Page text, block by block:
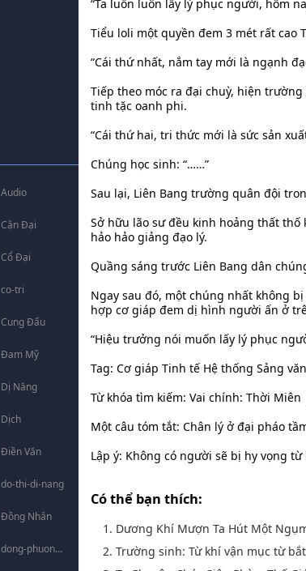
Audio
Cận Đại
Cổ Đại
co-tri
Cung Đấu
Đam Mỹ
Dị Năng
Dịch
Điền Văn
do-thi-di-nang
Đồng Nhân
dong-phuong-
“Ta luôn luôn lấy lý phục người, hôm
Tiểu loli một quyền đem 3 mét rất
“Cái thứ nhất, nắm tay mới là ngạnh
Tiếp theo móc ra đại chuỳ, hiện
tinh tặc oanh phi.
“Cái thứ hai, tri thức mới là sức sản
Chúng học sinh: “……”
Sau lại, Liên Bang trường quân đội
Sở hữu lão sư đều kinh hoảng thất
hảo hảo giảng đạo lý.
Quầng sáng trước Liên Bang dân
Ngay sau đó, một chúng nhất không
hợp cơ giáp đem dị hình người ấn ở
“Hiệu trưởng nói muốn lấy lý phục
Tag: Cơ giáp Tinh tế Hệ thống Sảng văn
Từ khóa tìm kiếm: Vai chính: Thời Miên
Một câu tóm tắt: Chân lý ở đại pháo
Lập ý: Không có người sẽ bị hy vọng từ
Có thể bạn thích:
1. Dương Khí Mượn Ta Hút Một
2. Trường sinh: Từ khí vận mục từ